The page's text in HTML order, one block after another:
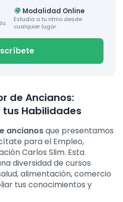
Modalidad Online
Estudia a tu ritmo desde
cualquier lugar.
de Ancianos:
Habilidades
ancianosque presentamos
para el Empleo,
Carlos Slim. Esta
diversidad de cursos
alimentación, comercio
tus conocimientos y